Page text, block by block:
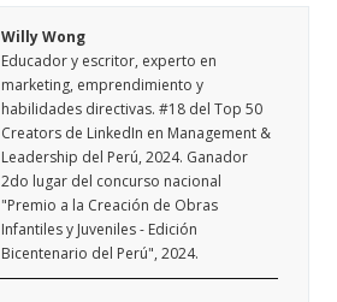
Willy Wong
Educador y escritor, experto en
marketing, emprendimiento y
habilidades directivas. #18 del Top 50
Creators de LinkedIn en Management &
Leadership del Perú, 2024. Ganador
2do lugar del concurso nacional
"Premio a la Creación de Obras
Infantiles y Juveniles - Edición
Bicentenario del Perú", 2024.